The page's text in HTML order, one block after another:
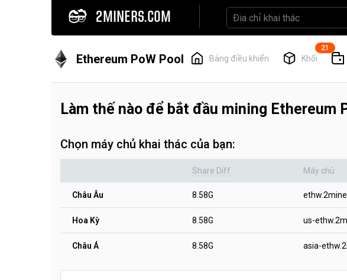
2MINERS.COM
Ethereum PoW Pool Bảng điều khiển Khối
21
Làm thế nào để bắt đầu mining Ethereum
Chọn máy chủ khai thác của bạn:
Share Diff Máy chủ
Châu Âu 8.58G
Hoa Kỳ 8.58G us-
Châu Á 8.58G asia-